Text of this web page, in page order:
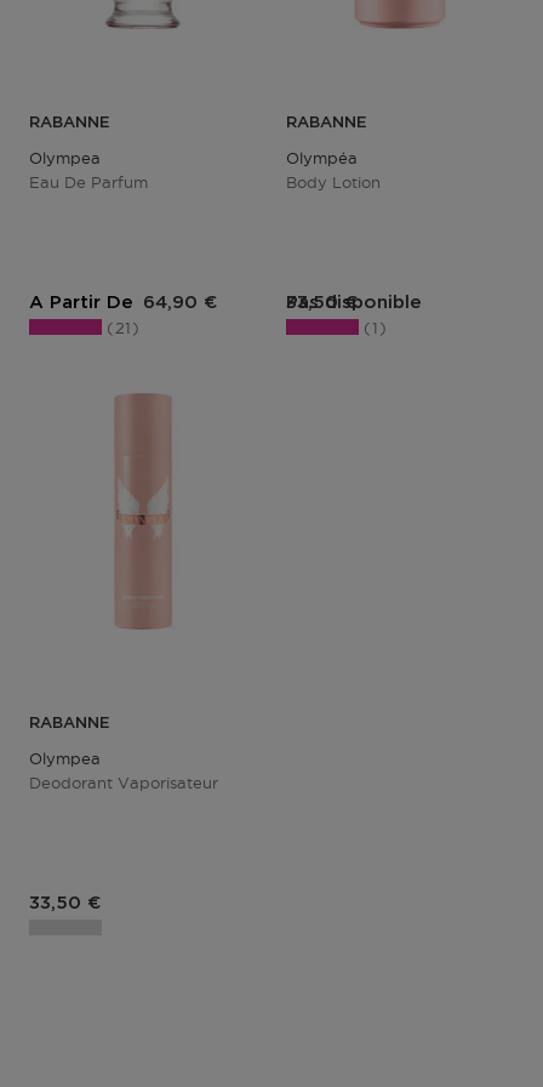
RABANNE
Olympea
Eau De Parfum
A Partir De Prix du produit
64,90 €
21
Pas disponible
RABANNE
Olympéa
Body Lotion
Prix du produit
33,50 €
1
RABANNE
Olympea
Deodorant Vaporisateur
Prix du produit
33,50 €